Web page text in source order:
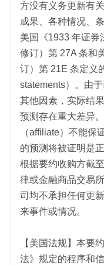
方没有义务更新有
成果、各种情况、
美国《1933 年证券
修订）第 27A 条和
订）第 21E 条定义
statements）。由
其他因素，实际结
预测存在重大差异
（affiliate）不能保
的预测将被证明是
根据要约收购方截
律或金融商品交易
司均不承担任何更
来事件或情况。
【美国法规】本要
法》规定的程序和